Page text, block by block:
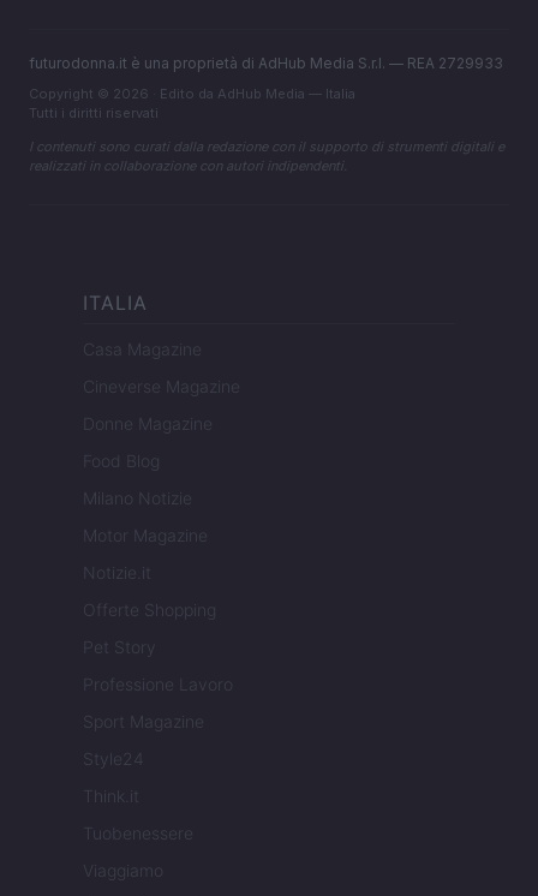
futurodonna.it è una proprietà di AdHub Media S.r.l. — REA 2729933
Copyright © 2026 · Edito da AdHub Media — Italia
Tutti i diritti riservati
I contenuti sono curati dalla redazione con il supporto di strumenti digitali e
realizzati in collaborazione con autori indipendenti.
ITALIA
Casa Magazine
Cineverse Magazine
Donne Magazine
Food Blog
Milano Notizie
Motor Magazine
Notizie.it
Offerte Shopping
Pet Story
Professione Lavoro
Sport Magazine
Style24
Think.it
Tuobenessere
Viaggiamo